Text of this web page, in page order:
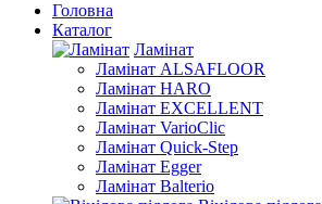
Головна
Каталог
Ламінат
Ламінат ALSAFLOOR
Ламінат HARO
Ламінат EXCELLENT
Ламінат VarioClic
Ламінат Quick-Step
Ламінат Egger
Ламінат Balterio